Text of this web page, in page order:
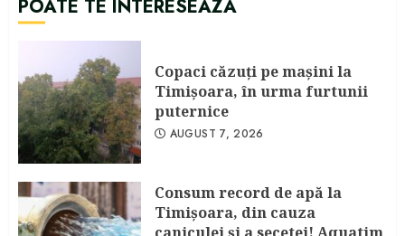
POATE TE INTERESEAZA
Copaci căzuţi pe maşini la
Timişoara, în urma furtunii
puternice
AUGUST 7, 2026
Consum record de apă la
Timişoara, din cauza